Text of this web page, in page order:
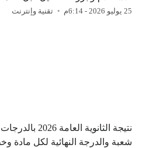
25 يوليو 2026 - 6:14م تقنية وإنترنت
نتيجة الثانوية
شعبة والدرجة النهائية لكل مادة